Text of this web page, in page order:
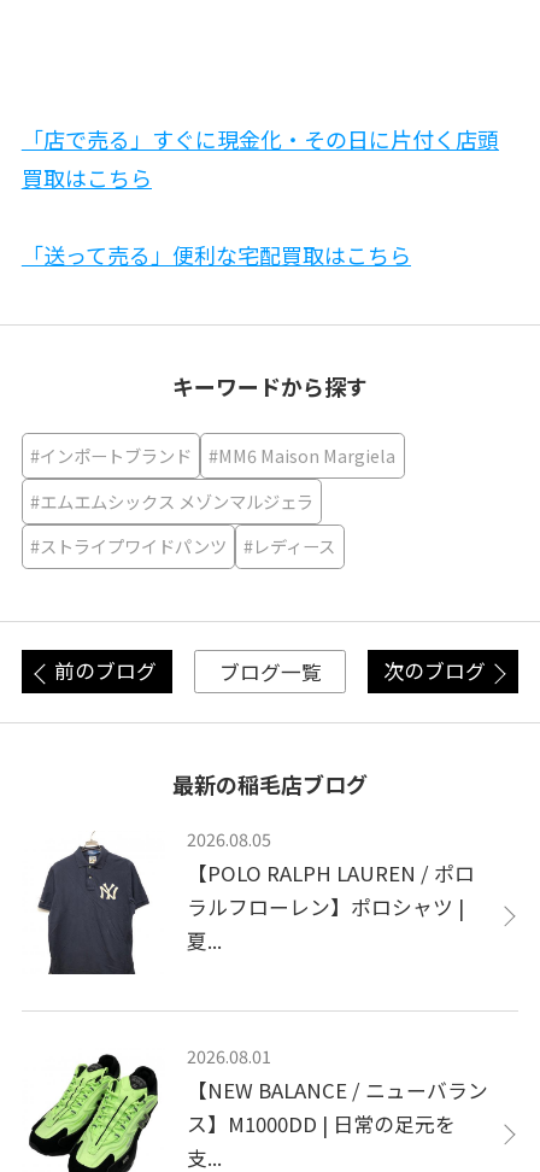
「店で売る」すぐに現金化・その日に片付く店頭
買取はこちら
「送って売る」便利な宅配買取はこちら
キーワードから探す
#インポートブランド
#MM6 Maison Margiela
#エムエムシックス メゾンマルジェラ
#ストライプワイドパンツ
#レディース
前のブログ ブログ一覧 次のブログ
最新の稲毛店ブログ
2026.08.05
【POLO RALPH LAUREN / ポロ
ラルフローレン】ポロシャツ |
夏...
2026.08.01
【NEW BALANCE / ニューバラン
ス】M1000DD | 日常の足元を
支...